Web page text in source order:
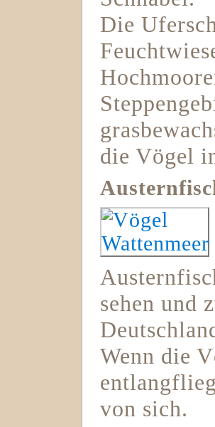
Die
die Vögel
sehen und
Wenn die
von sich.